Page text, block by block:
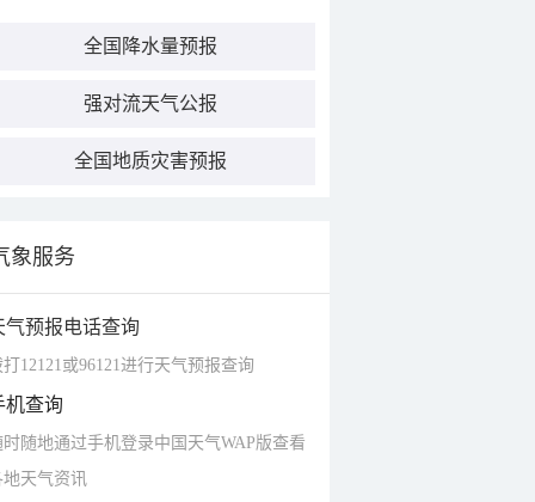
全国降水量预报
强对流天气公报
全国地质灾害预报
象服务
气预报电话查询
打12121或96121进行天气预报查询
机查询
时随地通过手机登录中国天气WAP版查看
地天气资讯